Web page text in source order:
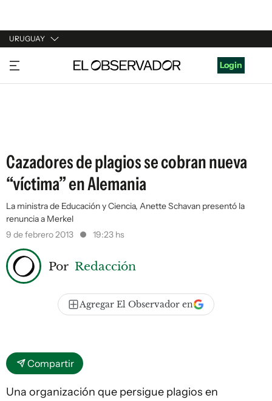
URUGUAY
URUGUAY
ARGENTINA
Login
Cazadores de plagios se cobran nueva
“víctima” en Alemania
La ministra de Educación y Ciencia, Anette Schavan presentó la
renuncia a Merkel
9 de febrero 2013
19:23 hs
Por Redacción
Agregar El Observador en
Compartir
Una organización que persigue plagios en